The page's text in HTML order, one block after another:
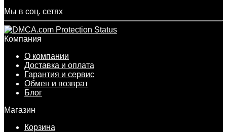
Мы в соц. сетях
Компания
О компании
Доставка и оплата
Гарантия и сервис
Обмен и возврат
Блог
Магазин
Корзина